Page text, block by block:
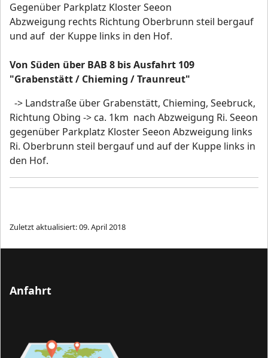
Gegenüber Parkplatz Kloster Seeon
Abzweigung rechts Richtung Oberbrunn steil bergauf
und auf der Kuppe links in den Hof.
Von Süden über BAB 8 bis Ausfahrt 109
"Grabenstätt / Chieming / Traunreut"
-> Landstraße über Grabenstätt, Chieming, Seebruck,
Richtung Obing -> ca. 1km nach Abzweigung Ri. Seeon
gegenüber Parkplatz Kloster Seeon Abzweigung links
Ri. Oberbrunn steil bergauf und auf der Kuppe links in
den Hof.
Zuletzt aktualisiert: 09. April 2018
Anfahrt